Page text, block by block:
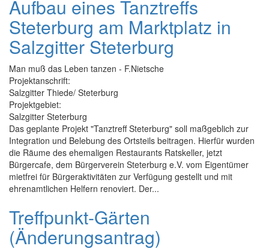
Aufbau eines Tanztreffs
Steterburg am Marktplatz in
Salzgitter Steterburg
Man muß das Leben tanzen - F.Nietsche
Projektanschrift:
Salzgitter Thiede/ Steterburg
Projektgebiet:
Salzgitter Steterburg
Das geplante Projekt "Tanztreff Steterburg" soll maßgeblich zur
Integration und Belebung des Ortsteils beitragen. Hierfür wurden
die Räume des ehemaligen Restaurants Ratskeller, jetzt
Bürgercafe, dem Bürgerverein Steterburg e.V. vom Eigentümer
mietfrei für Bürgeraktivitäten zur Verfügung gestellt und mit
ehrenamtlichen Helfern renoviert. Der...
Treffpunkt-Gärten
(Änderungsantrag)